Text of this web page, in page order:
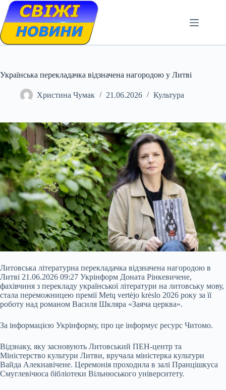
Skip
content
Українська перекладачка відзначена нагородою у Литві
Христина Чумак 21.06.2026 Культура
Литовська літературна перекладачка відзначена нагородою в
Литві 21.06.2026 09:27 Укрінформ Доната Рінкевичене,
фахівчиня з перекладу української літератури на литовську мову,
стала переможницею премії Metų vertėjo krėslo 2026 року за її
роботу над романом Василя Шкляра «Заяча церква».
За інформацією Укрінформу, про це інформує ресурс Читомо.
Відзнаку, яку засновують Литовський ПЕН-центр та
Міністерство культури Литви, вручала міністерка культури
Вайда Алекнавічене. Церемонія проходила в залі Пранцішкуса
Смуглевiчюса бібліотеки Вільнюського університету.